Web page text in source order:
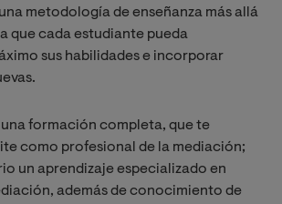
metodología de enseñanza más allá
que cada estudiante pueda
sus habilidades e incorporar
formación completa, que te
como profesional de la mediación;
un aprendizaje especializado en
además de conocimiento de